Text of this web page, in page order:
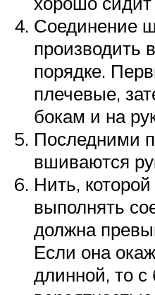
Соединение
производить
порядке.
плечевые,
бокам и на
Последними
вшиваются
Нить,
выполнять
должна
Если она
длинной, то